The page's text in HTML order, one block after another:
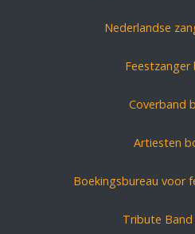
Nederlandse
Feestzanger
Coverband
Artiesten
Boekingsbureau voor
Tribute Band